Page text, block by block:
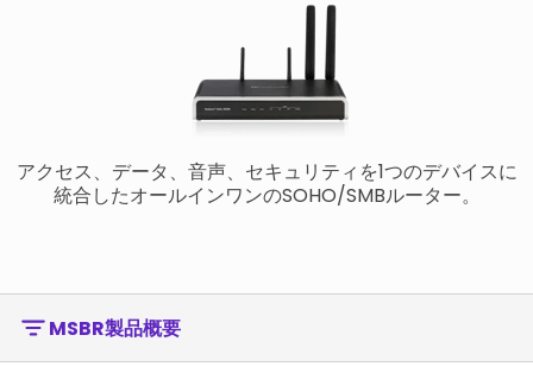
Stay in the loop
アクセス、データ、音声、セキュリティを1つのデバイスに
統合したオールインワンのSOHO/SMBルーター。
MSBR製品概要